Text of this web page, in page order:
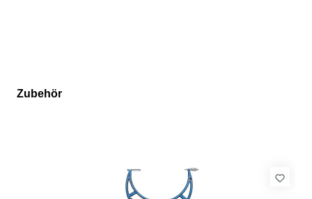
Produktgalerie überspringen
Zubehör